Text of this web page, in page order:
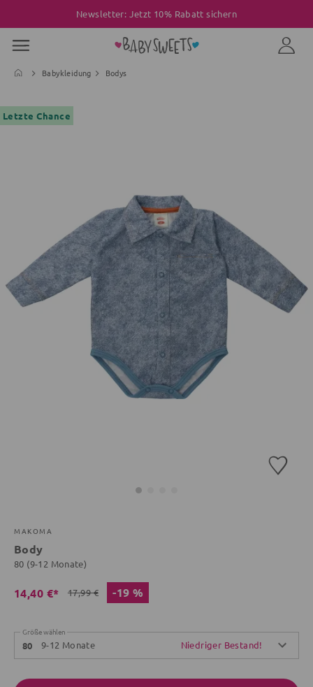
Newsletter: Jetzt 10% Rabatt sichern
Babykleidung Bodys
Letzte Chance
MAKOMA
Body
80 (9-12 Monate)
14,40 €* 17,99 € -19 %
Größe wählen
80 9-12 Monate Niedriger Bestand!